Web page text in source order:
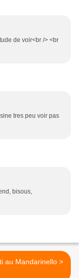
de voir<br /> <br
tres peu voir pas
bisous,
Amaretti au Mandarinello >